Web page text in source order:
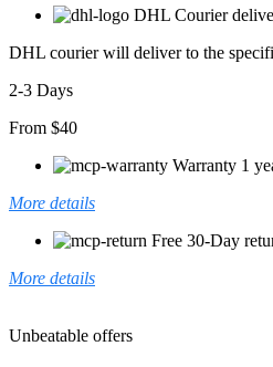
DHL Courier
DHL courier will deliver to the
2-3 Days
From $40
Warranty 1
More details
Free 30-Day
More details
Unbeatable offers